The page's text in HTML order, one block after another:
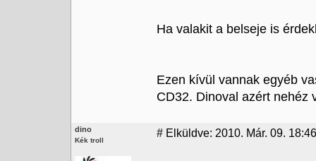
Ha valakit a belseje is
Ezen kívül vannak egyéb
CD32. Dinoval azért nehéz
dino
Kék troll
# Elküldve: 2010. Már. 09. 18:46